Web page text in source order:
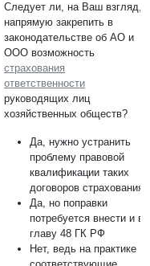
Следует ли, на Ваш взгляд,
напрямую закрепить в
законодательстве об АО и
ООО возможность
страхования
ответственности
руководящих лиц
хозяйственных обществ?
Да, нужно устранить
проблему правовой
квалификации таких
договоров страхования
Да, но поправки
потребуется внести и в
главу 48 ГК РФ
Нет, ведь на практике